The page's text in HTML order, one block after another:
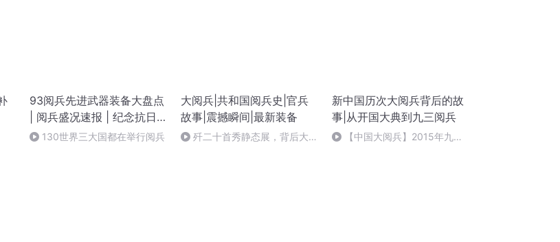
93阅兵先进武器装备大盘点
| 阅兵盛况速报 | 纪念抗日
战争胜利80周年大阅兵
130世界三大国都在举行阅兵
大阅兵|共和国阅兵史|官兵
故事|震撼瞬间|最新装备
歼二十首秀静态展，背后大揭
新中国历次大阅兵背后的故
事|从开国大典到九三阅兵
【中国大阅兵】2015年九三